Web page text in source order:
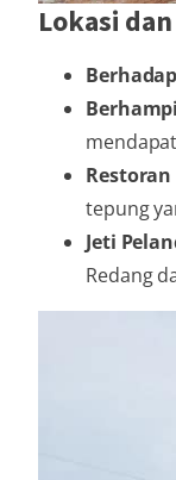
Lokasi
Restoran
tepung
Jeti
Redang